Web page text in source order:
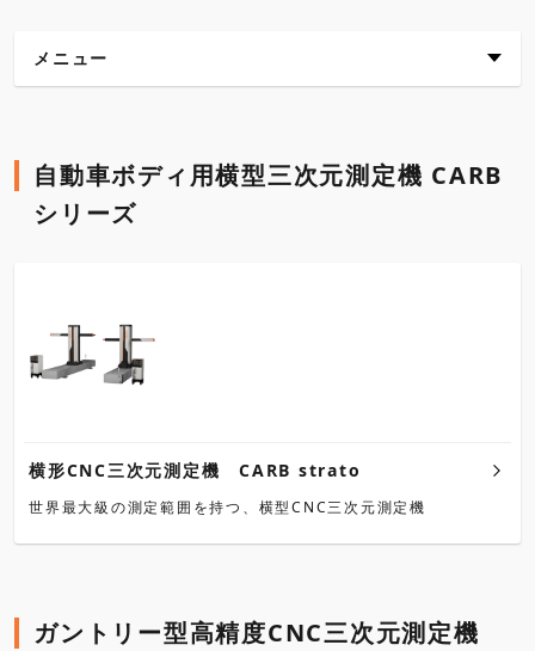
メニュー
ガントリー型高精度CNC三次元測定機
自動車ボディ用横型三次元測定機 CARB
シリーズ
横形CNC三次元測定機 CARB strato
世界最大級の測定範囲を持つ、横型CNC三次元測定機
ガントリー型高精度CNC三次元測定機